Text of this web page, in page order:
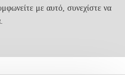
με αυτό, συνεχίστε να